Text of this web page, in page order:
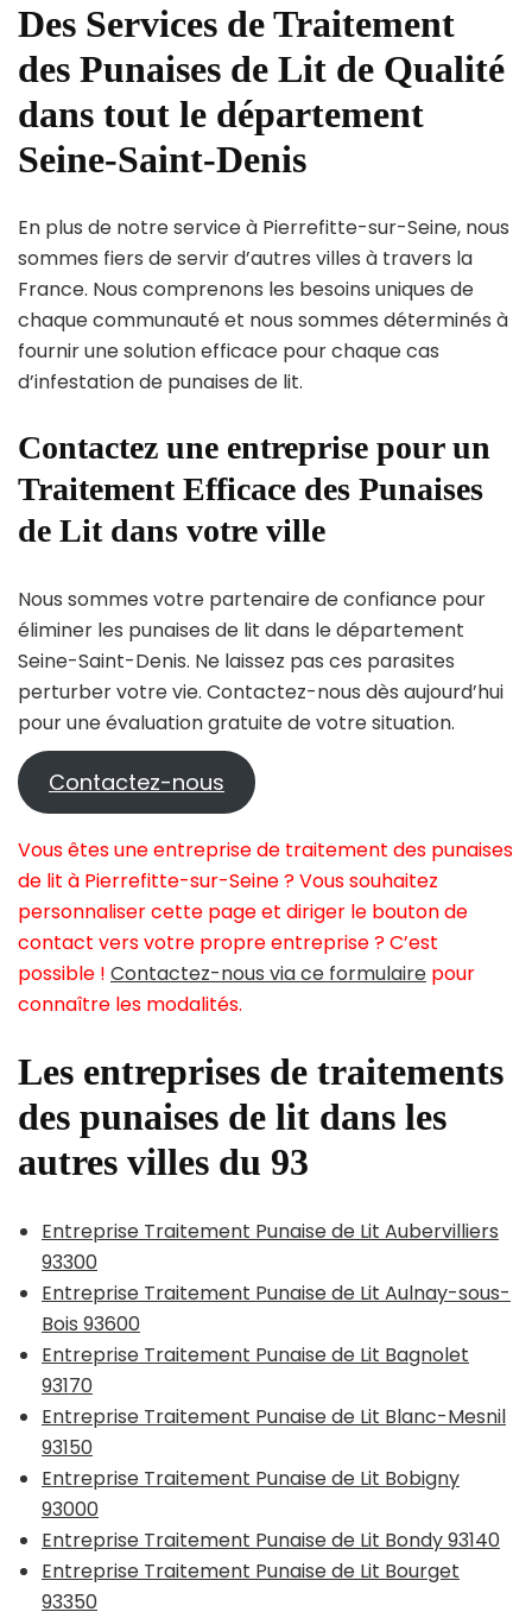
Des Services de Traitement
des Punaises de Lit de Qualité
dans tout le département
Seine-Saint-Denis
En plus de notre service à Pierrefitte-sur-Seine, nous
sommes fiers de servir d’autres villes à travers la
France. Nous comprenons les besoins uniques de
chaque communauté et nous sommes déterminés à
fournir une solution efficace pour chaque cas
d’infestation de punaises de lit.
Contactez une entreprise pour un
Traitement Efficace des Punaises
de Lit dans votre ville
Nous sommes votre partenaire de confiance pour
éliminer les punaises de lit dans le département
Seine-Saint-Denis. Ne laissez pas ces parasites
perturber votre vie. Contactez-nous dès aujourd’hui
pour une évaluation gratuite de votre situation.
Contactez-nous
Vous êtes une entreprise de traitement des punaises
de lit à Pierrefitte-sur-Seine ? Vous souhaitez
personnaliser cette page et diriger le bouton de
contact vers votre propre entreprise ? C’est
possible ! Contactez-nous via ce formulaire pour
connaître les modalités.
Les entreprises de traitements
des punaises de lit dans les
autres villes du 93
Entreprise Traitement Punaise de Lit Aubervilliers
93300
Entreprise Traitement Punaise de Lit Aulnay-sous-
Bois 93600
Entreprise Traitement Punaise de Lit Bagnolet
93170
Entreprise Traitement Punaise de Lit Blanc-Mesnil
93150
Entreprise Traitement Punaise de Lit Bobigny
93000
Entreprise Traitement Punaise de Lit Bondy 93140
Entreprise Traitement Punaise de Lit Bourget
93350